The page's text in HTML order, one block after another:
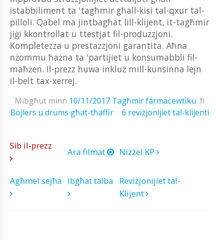
istabbiliment ta 'tagħmir għall-kisi tal-qxur tal-
pilloli. Qabel ma jintbagħat lill-klijent, it-tagħmir
jiġi kkontrollat ​​u ttestjat fil-produzzjoni.
Kompletezza u prestazzjoni garantita. Aħna
nżommu ħażna ta 'partijiet u konsumabbli fil-
maħżen. Il-prezz huwa inkluż mill-kunsinna lejn
il-belt tax-xerrej.
Mibgħut minn 10/11/2017 Tagħmir farmaċewtiku fi
Bojlers u drums għat-tħaffir
6 reviżjonijiet tal-klijenti
Sib il-prezz
Ara filmat Niżżel KP
Agħmel sejħa Ibgħat talba
Reviżjonijiet tal-
Klijent